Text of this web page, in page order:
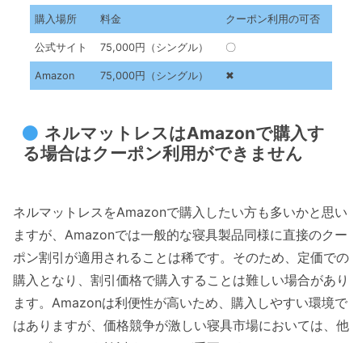
購入場所 料金 クーポン利用の可否
公式サイト 75,000円（シングル） 〇
Amazon 75,000円（シングル） ✖
ネルマットレスはAmazonで購入す
る場合はクーポン利用ができません
ネルマットレスをAmazonで購入したい方も多いかと思い
ますが、Amazonでは一般的な寝具製品同様に直接のクー
ポン割引が適用されることは稀です。そのため、定価での
購入となり、割引価格で購入することは難しい場合があり
ます。Amazonは利便性が高いため、購入しやすい環境で
はありますが、価格競争が激しい寝具市場においては、他